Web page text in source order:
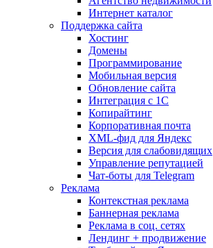
Интернет каталог
Поддержка сайта
Хостинг
Домены
Программирование
Мобильная версия
Обновление сайта
Интеграция с 1С
Копирайтинг
Корпоративная почта
XML-фид для Яндекс
Версия для слабовидящих
Управление репутацией
Чат-боты для Telegram
Реклама
Контекстная реклама
Баннерная реклама
Реклама в соц. сетях
Лендинг + продвижение